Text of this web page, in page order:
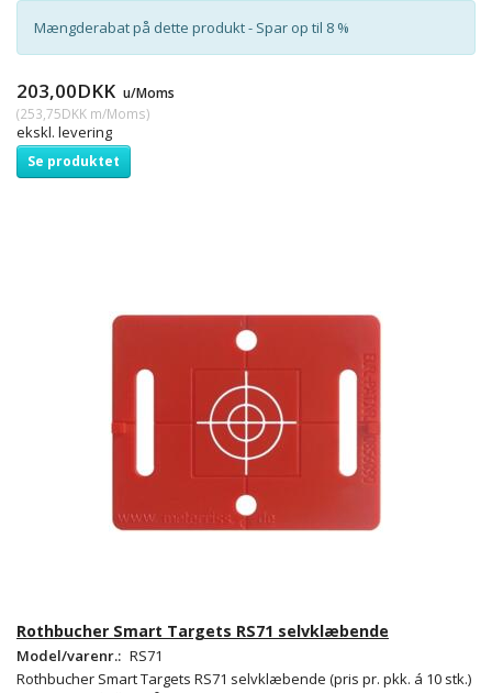
Mængderabat på dette produkt - Spar op til 8 %
203,00DKK u/Moms
(253,75DKK m/Moms)
ekskl. levering
Se produktet
Rothbucher Smart Targets RS71 selvklæbende
Model/varenr.: RS71
Rothbucher Smart Targets RS71 selvklæbende (pris pr. pkk. á 10 stk.)